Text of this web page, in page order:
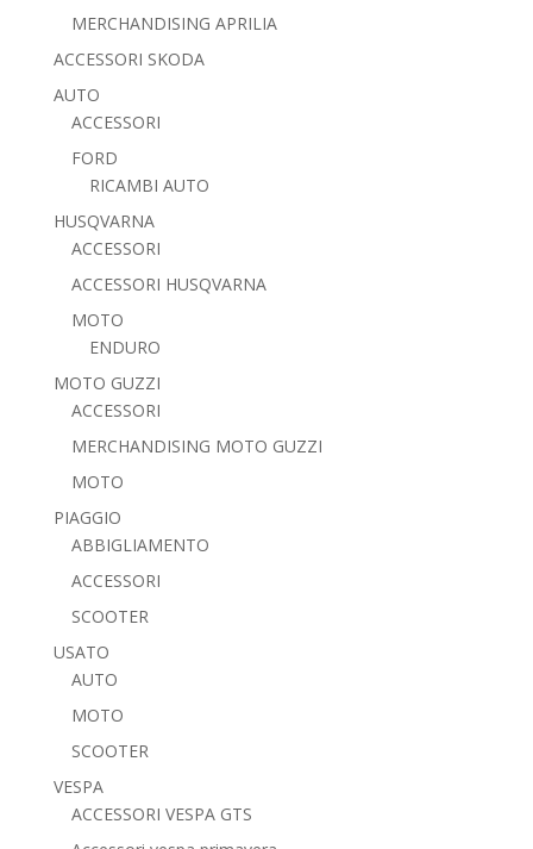
MERCHANDISING APRILIA
ACCESSORI SKODA
AUTO
ACCESSORI
FORD
RICAMBI AUTO
HUSQVARNA
ACCESSORI
ACCESSORI HUSQVARNA
MOTO
ENDURO
MOTO GUZZI
ACCESSORI
MERCHANDISING MOTO GUZZI
MOTO
PIAGGIO
ABBIGLIAMENTO
ACCESSORI
SCOOTER
USATO
AUTO
MOTO
SCOOTER
VESPA
ACCESSORI VESPA GTS